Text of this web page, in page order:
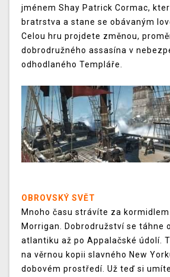
jménem Shay Patrick Cormac,
bratrstva a stane se obávaným
Celou hru projdete změnou,
dobrodružného assasína v
odhodlaného Templáře.
OBROVSKÝ SVĚT
Mnoho času strávíte za
Morrigan. Dobrodružství se táhne
atlantiku až po Appalačské údolí.
na věrnou kopii slavného New
dobovém prostředí. Už teď si